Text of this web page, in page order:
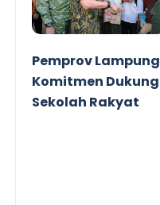
Pemprov Lampung
Komitmen Dukung
Sekolah Rakyat